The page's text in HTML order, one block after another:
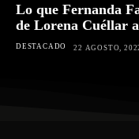
Lo que Fernanda
de Lorena Cuéllar
DESTACADO 22 AGOSTO,